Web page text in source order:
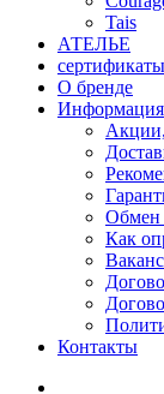
Tais
АТЕЛЬЕ
сертификаты
О бренде
Информация
Обмен
Как
Контакты